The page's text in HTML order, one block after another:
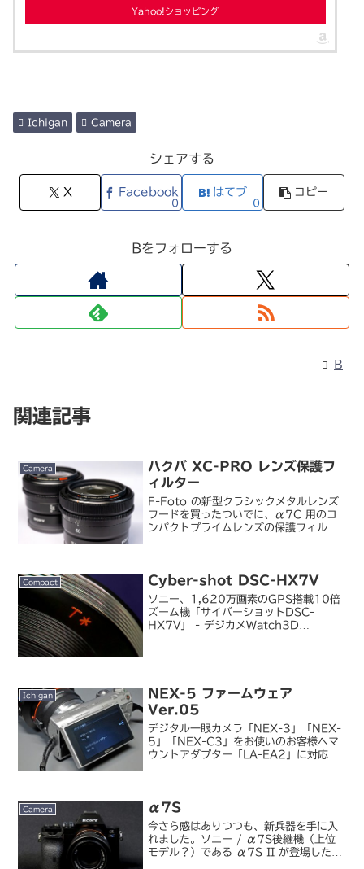
Yahoo!ショッピング
Ichigan Camera
シェアする
X Facebook
0
はてブ
0
コピー
Bをフォローする
B
関連記事
Camera
ハクバ XC-PRO レンズ保護フ
ィルター
F-Foto の新型クラシックメタルレンズ
フードを買ったついでに、α7C 用のコ
ンパクトプライムレンズの保護フィルタ
深く...
Compact Cyber-shot DSC-HX7V
ソニー、1,620万画素のGPS搭載10倍
ズーム機「サイバーショットDSC-
HX7V」 - デジカメWatch3D
Ichigan
NEX-5 ファームウェア
Ver.05
デジタル一眼カメラ「NEX-3」「NEX-
5」「NEX-C3」をお使いのお客様へマ
ウントアダプター「LA-EA2」に対応す
まし...
Camera α7S
今さら感はありつつも、新兵器を手に入
れました。ソニー / α7S後継機（上位
モデル？）である α7S II が登場したこ